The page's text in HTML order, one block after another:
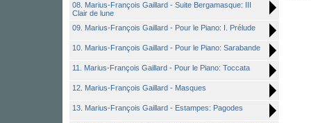
08. Marius-François Gaillard - Suite Bergamasque: III
Clair de lune
09. Marius-François Gaillard - Pour le Piano: I. Prélude
10. Marius-François Gaillard - Pour le Piano: Sarabande
11. Marius-François Gaillard - Pour le Piano: Toccata
12. Marius-François Gaillard - Masques
13. Marius-François Gaillard - Estampes: Pagodes